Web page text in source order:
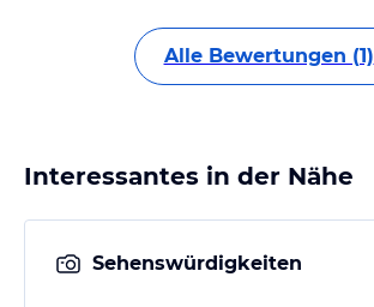
Alle Bewertungen (1)
Interessantes in der Nähe
Sehenswürdigkeiten